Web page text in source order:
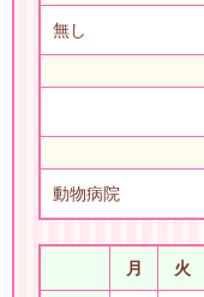
無し
動物病院
月 火